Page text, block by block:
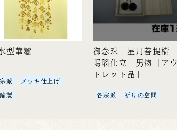
型華鬘
派
メッキ仕上げ
製
御念珠 星月菩提樹
瑪瑙仕立 男物「アウ
トレット品」
各宗派 祈りの空間